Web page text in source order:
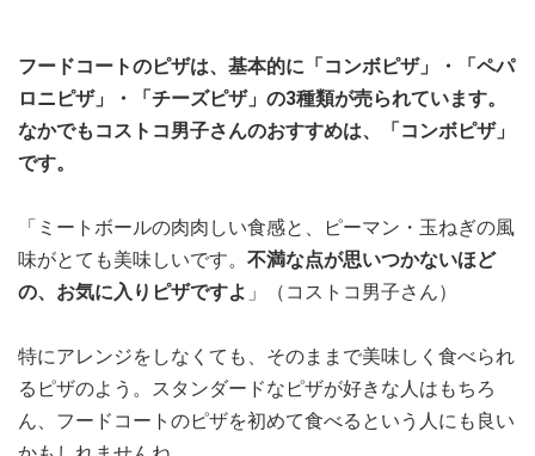
フードコートのピザは、基本的に「コンボピザ」・「ペパ
ロニピザ」・「チーズピザ」の3種類が売られています。
なかでもコストコ男子さんのおすすめは、「コンボピザ」
です。
「ミートボールの肉肉しい食感と、ピーマン・玉ねぎの風
味がとても美味しいです。 不満な点が思いつかないほど
の、お気に入りピザですよ 」（コストコ男子さん）
特にアレンジをしなくても、そのままで美味しく食べられ
るピザのよう。スタンダードなピザが好きな人はもちろ
ん、フードコートのピザを初めて食べるという人にも良い